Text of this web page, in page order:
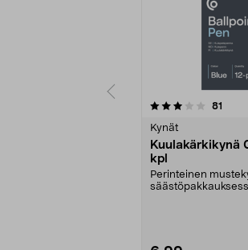
81
Kynät
Kuulakärkikynä
kpl
Perinteinen
4.5